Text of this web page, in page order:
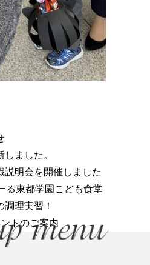
ました。
明会を開催しました
東都学園こども食堂
理実習！
トのご案内